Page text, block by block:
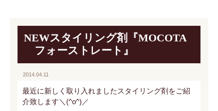
NEWスタイリング剤『MOCOTA
フォーストレート』
2014.04.11
最近に新しく取り入れましたスタイリング剤をご紹
介致します＼(^o^)／